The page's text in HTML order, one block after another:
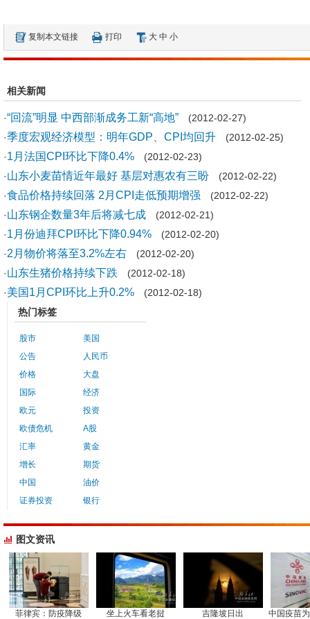
复制本文链接 打印 大 中 小
相关新闻
·“回流”明显 中西部渐成务工新“高地” (2012-02-27)
·季度宏观经济模型：明年GDP、CPI均回升 (2012-02-25)
· 1月法国CPI环比下降0.4% (2012-02-23)
· 山东小麦苗情近年最好 基层对惠农有三盼 (2012-02-22)
·食品价格持续回落 2月CPI走低预期增强 (2012-02-22)
· 山东钢企数量3年后将减七成 (2012-02-21)
· 1月份迪拜CPI环比下降0.94% (2012-02-20)
· 2月物价将落至3.2%左右 (2012-02-20)
· 山东生猪价格持续下跌 (2012-02-18)
· 美国1月CPI环比上升0.2% (2012-02-18)
热门标签
股市
公告
价格
国际
欧元
欧债危机
汇率
增长
中国
证券投资
美国
人民币
大盘
经济
投资
A股
黄金
期货
油价
银行
图文资讯
菲律宾：防疫降级 坐上火车看老挝 吉隆坡日出
中国疫苗